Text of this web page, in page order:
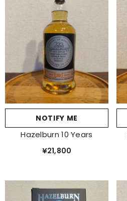
NOTIFY ME
Hazelburn 10 Years
¥21,800